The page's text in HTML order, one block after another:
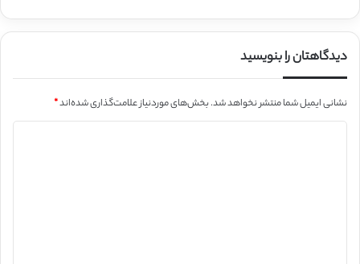
دیدگاهتان را بنویسید
نشانی ایمیل شما منتشر نخواهد شد.بخش‌های موردنیاز علامت‌گذاری شده‌اند*